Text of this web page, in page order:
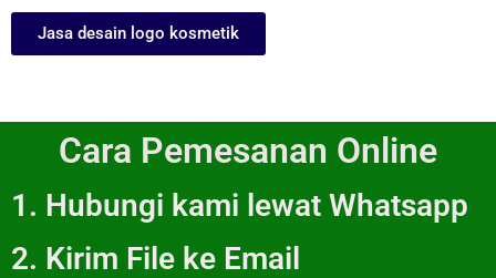
Jasa desain logo kosmetik
Cara Pemesanan Online
1. Hubungi kami lewat Whatsapp
2. Kirim File ke Email